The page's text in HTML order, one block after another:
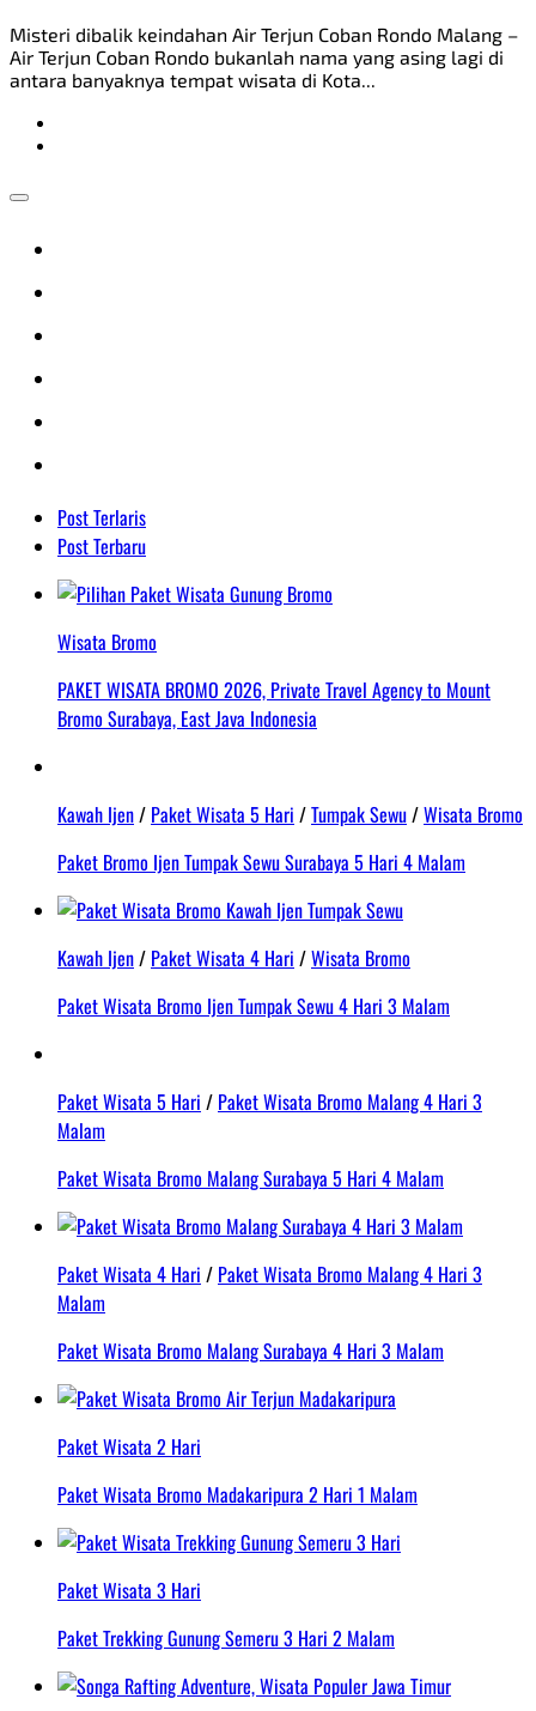
Misteri dibalik keindahan Air Terjun Coban Rondo Malang –
Air Terjun Coban Rondo bukanlah nama yang asing lagi di
antara banyaknya tempat wisata di Kota...
Post Terlaris
Post Terbaru
Wisata Bromo
PAKET WISATA BROMO 2026, Private Travel Agency to Mount
Bromo Surabaya, East Java Indonesia
Kawah Ijen/ Paket Wisata 5 Hari /Tumpak Sewu/Wisata Bromo
Paket Bromo Ijen Tumpak Sewu Surabaya 5 Hari 4 Malam
Kawah Ijen/ Paket Wisata 4 Hari /Wisata Bromo
Paket Wisata Bromo Ijen Tumpak Sewu 4 Hari 3 Malam
Paket Wisata 5 Hari / Paket Wisata Bromo Malang 4 Hari 3
Malam
Paket Wisata Bromo Malang Surabaya 5 Hari 4 Malam
Paket Wisata 4 Hari / Paket Wisata Bromo Malang 4 Hari 3
Malam
Paket Wisata Bromo Malang Surabaya 4 Hari 3 Malam
Paket Wisata 2 Hari
Paket Wisata Bromo Madakaripura 2 Hari 1 Malam
Paket Wisata 3 Hari
Paket Trekking Gunung Semeru 3 Hari 2 Malam